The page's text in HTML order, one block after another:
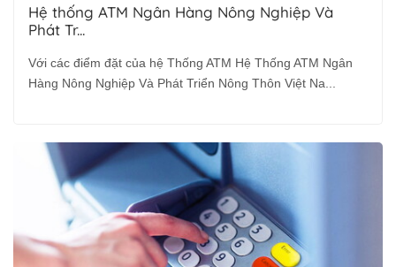
Hệ thống ATM Ngân Hàng Nông Nghiệp Và
Phát Tr...
Với các điểm đặt của hệ Thống ATM Hệ Thống ATM Ngân
Hàng Nông Nghiệp Và Phát Triển Nông Thôn Việt Na...